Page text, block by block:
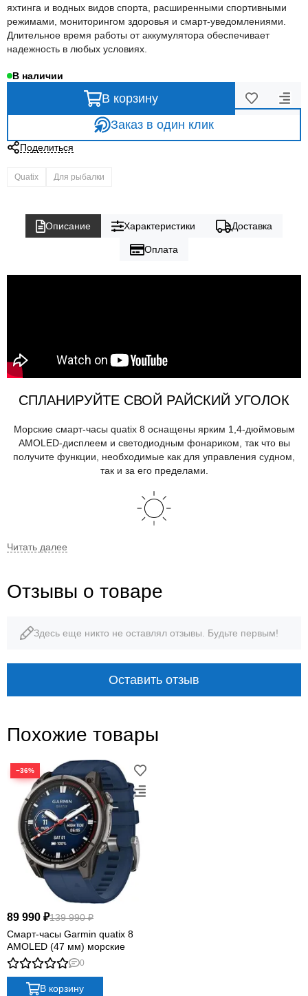
яхтинга и водных видов спорта, расширенными спортивными
режимами, мониторингом здоровья и смарт-уведомлениями.
Длительное время работы от аккумулятора обеспечивает
надежность в любых условиях.
В наличии
В корзину
Заказ в один клик
Поделиться
Quatix Для рыбалки
Описание Характеристики Доставка
Оплата
СПЛАНИРУЙТЕ СВОЙ РАЙСКИЙ УГОЛОК
Морские смарт-часы quatix 8 оснащены ярким 1,4-дюймовым
AMOLED-дисплеем и светодиодным фонариком, так что вы
получите функции, необходимые как для управления судном,
так и за его пределами.
ПОДЗАРЯДКИ АККУМУЛЯТОРА
ПОТОКОВАЯ ПЕРЕДАЧА ДАННЫХ С СУДНА И ГОЛОСОВОЕ
УПРАВЛЕНИЕ КАРТПЛОТТЕРОМ
ВСТРОЕННЫЙ СВЕТОДИОДНЫЙ ФОНАРИК С
ВОЗМОЖНОСТЬЮ РЕГУЛИРОВКИ ЯРКОСТИ
ФУНКЦИИ ДЛЯ ЗДОРОВЬЯ И ХОРОШЕГО САМОЧУВСТВИЯ
Отзывы о товаре
Здесь еще никто не оставлял отзывы. Будьте первым!
Оставить отзыв
Похожие товары
−36%
89 990 ₽139 990 ₽
Смарт-часы Garmin quatix 8
AMOLED (47 мм) морские
0
В корзину